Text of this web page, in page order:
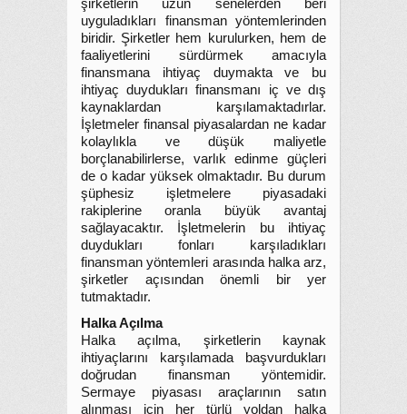
şirketlerin uzun senelerden beri
uyguladıkları finansman yöntemlerinden
biridir. Şirketler hem kurulurken, hem de
faaliyetlerini sürdürmek amacıyla
finansmana ihtiyaç duymakta ve bu
ihtiyaç duydukları finansmanı iç ve dış
kaynaklardan karşılamaktadırlar.
İşletmeler finansal piyasalardan ne kadar
kolaylıkla ve düşük maliyetle
borçlanabilirlerse, varlık edinme güçleri
de o kadar yüksek olmaktadır. Bu durum
şüphesiz işletmelere piyasadaki
rakiplerine oranla büyük avantaj
sağlayacaktır. İşletmelerin bu ihtiyaç
duydukları fonları karşıladıkları
finansman yöntemleri arasında halka arz,
şirketler açısından önemli bir yer
tutmaktadır.
Halka Açılma
Halka açılma, şirketlerin kaynak
ihtiyaçlarını karşılamada başvurdukları
doğrudan finansman yöntemidir.
Sermaye piyasası araçlarının satın
alınması için her türlü yoldan halka